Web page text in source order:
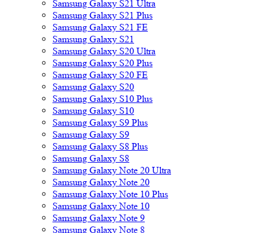
Samsung Galaxy S21 Ultra
Samsung Galaxy S21 Plus
Samsung Galaxy S21 FE
Samsung Galaxy S21
Samsung Galaxy S20 Ultra
Samsung Galaxy S20 Plus
Samsung Galaxy S20 FE
Samsung Galaxy S20
Samsung Galaxy S10 Plus
Samsung Galaxy S10
Samsung Galaxy S9 Plus
Samsung Galaxy S9
Samsung Galaxy S8 Plus
Samsung Galaxy S8
Samsung Galaxy Note 20 Ultra
Samsung Galaxy Note 20
Samsung Galaxy Note 10 Plus
Samsung Galaxy Note 10
Samsung Galaxy Note 9
Samsung Galaxy Note 8